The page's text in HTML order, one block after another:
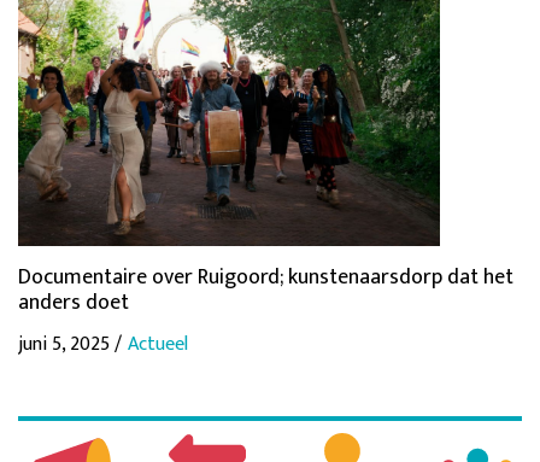
Documentaire over Ruigoord; kunstenaarsdorp dat het
anders doet
juni 5, 2025 /Actueel